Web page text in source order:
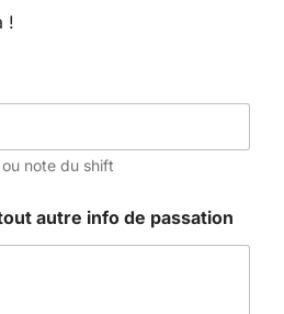
!
note du shift
autre info de passation